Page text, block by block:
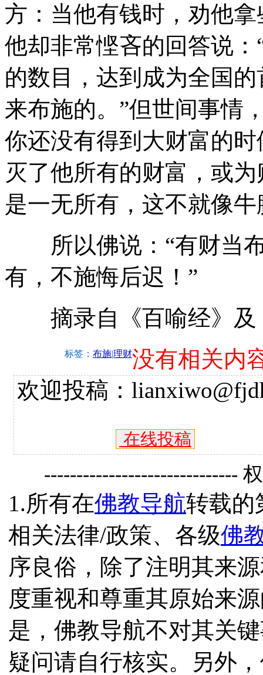
方：当他有钱时，劝他
他却非常悭吝的回答说
的数目，达到成为全国
来布施的。”但世间事情
你还没有得到大财富的
灭了他所有的财富，或
是一无所有，这不就像
所以佛说：“有财当布
有，不施悔后迟！”
摘录自《百喻经》及
标签： 布施|理财没有相关内
欢迎投稿：
在线投稿
------------------------------
1.所有在佛教导航转载的
相关法律/政策、各级佛
序良俗，除了注明其来
度重视和尊重其原始来
是，佛教导航不对其关
疑问请自行核实。另外